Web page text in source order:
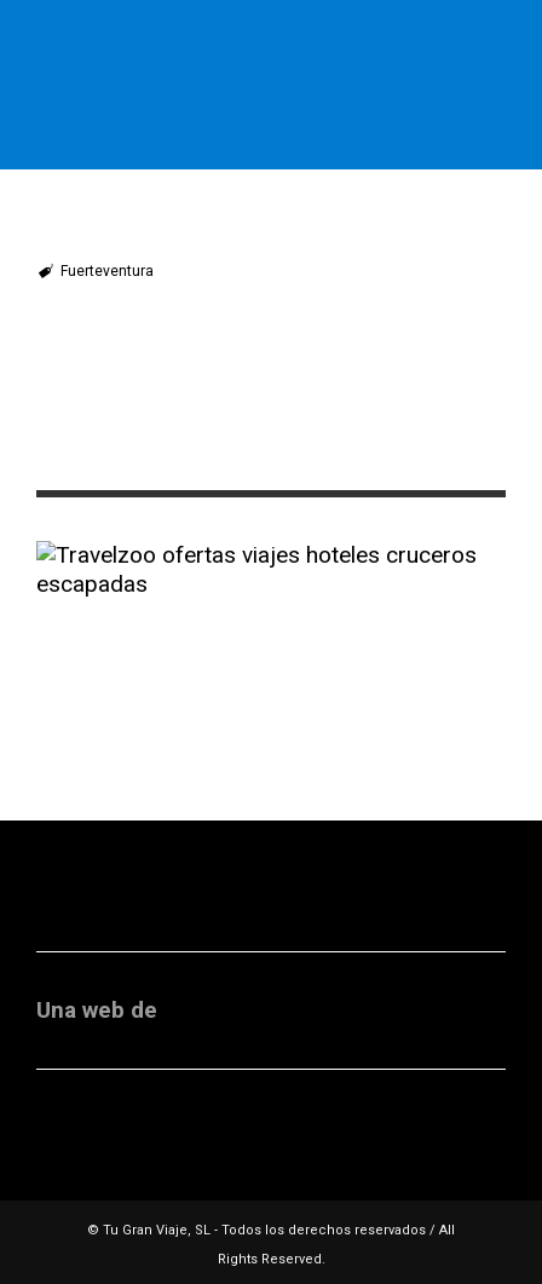
Fuerteventura
Una web de
© Tu Gran Viaje, SL - Todos los derechos reservados / All
Rights Reserved.